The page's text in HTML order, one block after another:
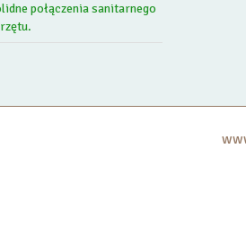
połączenia sanitarnego